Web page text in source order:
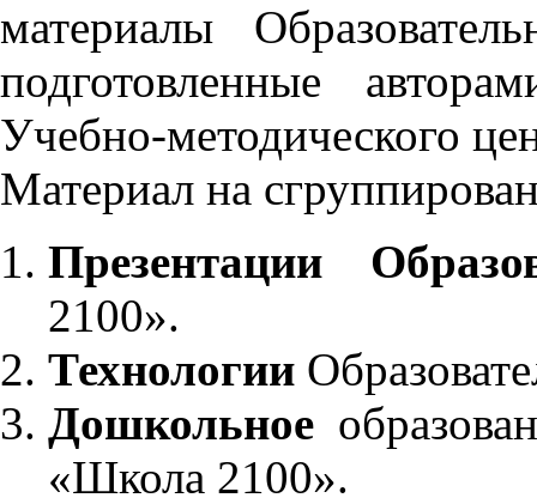
материалы
подготовленные
Учебно-методического
Материал на
Презентации
2100».
Технологии
Дошкольное
«Школа 2100».